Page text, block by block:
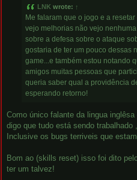
LNK wrote: ↑
Me falaram que o jogo e a
vejo melhorias não vejo
sobre a defesa sobre o ataque
gostaria de ter um pouco dessas
game...e também estou notando
amigos muitas pessoas que
queria saber qual a providência
esperando retorno!
Como único falante da lingua
digo que tudo está sendo
Inclusive os bugs terriveis que
Bom ao (skills reset) isso foi dito
ter um talvez!